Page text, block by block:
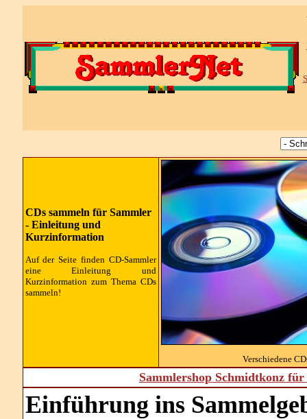
CDs sammeln für Sammler
- Einleitung und
Kurzinformation
Auf der Seite finden CD-Sammler
eine Einleitung und
Kurzinformation zum Thema CDs
sammeln!
Verschiedene
Sammlershop Schmidtkonz
Einführung ins